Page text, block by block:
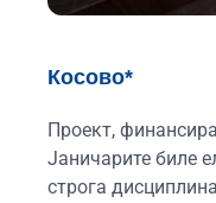
Косово*
Проект,
Јаничарите биле
строга